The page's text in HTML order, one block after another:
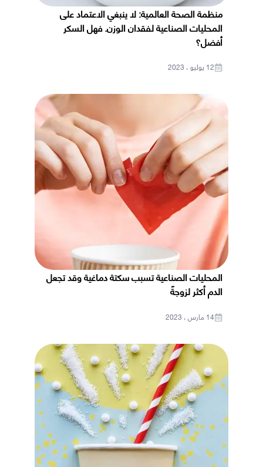
منظمة الصحة العالمية: لا ينبغي الاعتماد على
المحليات الصناعية لفقدان الوزن. فهل السكر
أفضل؟
12 يوليو ، 2023
المحليات الصناعية تسبب سكتة دماغية وقد تجعل
الدم أكثر لزوجةً
14 مارس ، 2023